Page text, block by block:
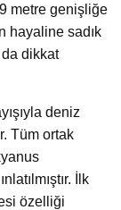
​​metre genişliğe
hayaline sadık
da dikkat
deniz
Tüm ortak
İlk
özelliği